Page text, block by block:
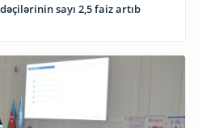
sayı 2,5 faiz artıb